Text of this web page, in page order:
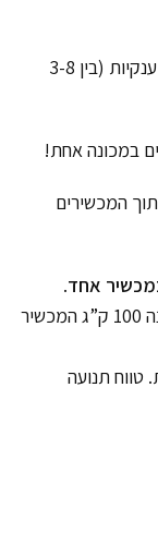
מגוון רחב של מכשירי תחנות אימון קטנות עד ענקיות (בין 3-8
המכשירים
אחד.
מכשיר פולי עליון/תחתון מגיע עם משקל מובנה 100 ק”ג המכשיר
טווח תנועה